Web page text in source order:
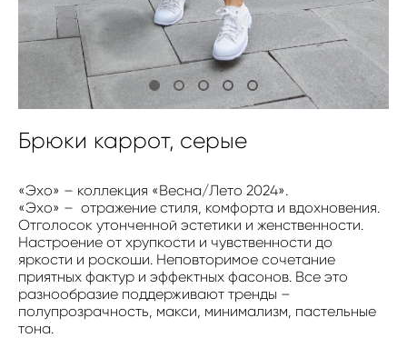
Брюки каррот, серые
«Эхо» – коллекция «Весна/Лето 2024».
«Эхо» – отражение стиля, комфорта и вдохновения.
Отголосок утонченной эстетики и женственности.
Настроение от хрупкости и чувственности до
яркости и роскоши. Неповторимое сочетание
приятных фактур и эффектных фасонов. Все это
разнообразие поддерживают тренды –
полупрозрачность, макси, минимализм, пастельные
тона.